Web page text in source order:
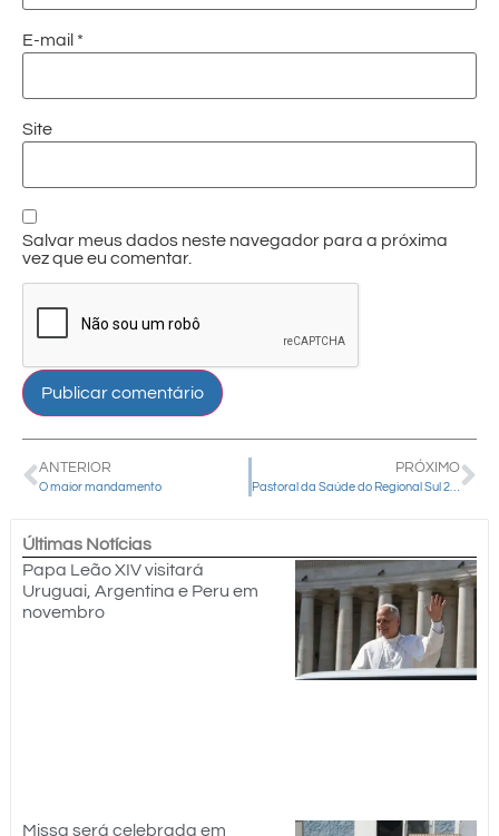
E-mail *
Site
Salvar meus dados neste navegador para a próxima
vez que eu comentar.
ANTERIOR
O maior mandamento
PRÓXIMO
Pastoral da Saúde do Regional Sul 2 da CNBB esteve reunida em Guarapuava
Últimas Notícias
Papa Leão XIV visitará
Uruguai, Argentina e Peru em
novembro
Missa será celebrada em